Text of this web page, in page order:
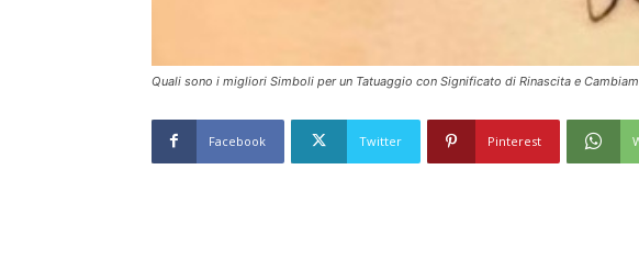
Quali sono i migliori Simboli per un Tatuaggio con Significato di Rinascita e
Facebook Twitter Pinterest